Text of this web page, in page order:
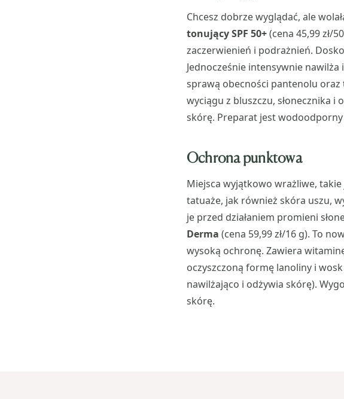
Chcesz dobrze wyglądać, ale
tonujący SPF 50+(cena 45,99 zł/
zaczerwienień i podrażnień.
Jednocześnie intensywnie nawilża
sprawą obecności pantenolu
wyciągu z bluszczu, słonecznika
skórę. Preparat jest
Ochrona punktowa
Miejsca wyjątkowo wrażliwe,
tatuaże, jak również skóra uszu,
je przed działaniem promieni
Derma (cena 59,99 zł/16 g). To
wysoką ochronę. Zawiera
oczyszczoną formę lanoliny i
nawilżająco i odżywia skórę).
skórę.